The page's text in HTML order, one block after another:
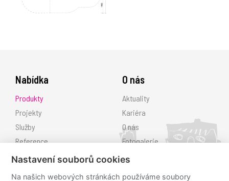
Nabídka
Produkty
Projekty
Služby
Reference
O nás
Aktuality
Kariéra
O nás
Fotogalerie
Ke stažení
Nastavení souborů cookies
Na našich webových stránkách používáme soubory